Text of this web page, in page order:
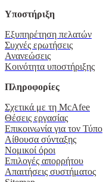
Υποστήριξη
Εξυπηρέτηση πελατών
Συχνές ερωτήσεις
Ανανεώσεις
Κοινότητα υποστήριξης
Πληροφορίες
Σχετικά με τη McAfee
Θέσεις εργασίας
Επικοινωνία για τον Τύπο
Αίθουσα σύνταξης
Νομικοί όροι
Επιλογές απορρήτου
Απαιτήσεις συστήματος